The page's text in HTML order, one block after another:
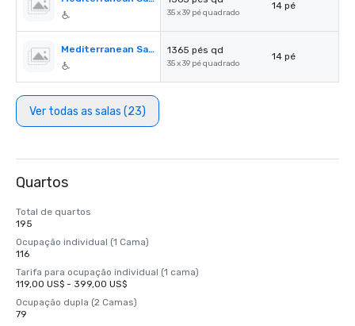
35 x 39 pé quadrado
14 pé
Mediterranean Salon B 1365 pés qd
35 x 39 pé quadrado
14 pé
Ver todas as salas (23)
Quartos
Total de quartos
195
Ocupação individual (1 Cama)
116
Tarifa para ocupação individual (1 cama)
119,00 US$ - 399,00 US$
Ocupação dupla (2 Camas)
79